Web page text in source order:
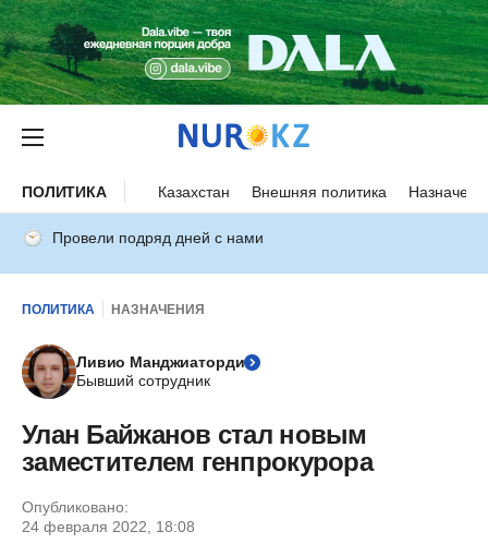
ПОЛИТИКА Казахстан Внешняя политика
Провели подряд дней с нами
ПОЛИТИКА НАЗНАЧЕНИЯ
Ливио Манджиаторди
Бывший сотрудник
Улан Байжанов стал новым
заместителем генпрокурора
Опубликовано:
24 февраля 2022, 18:08